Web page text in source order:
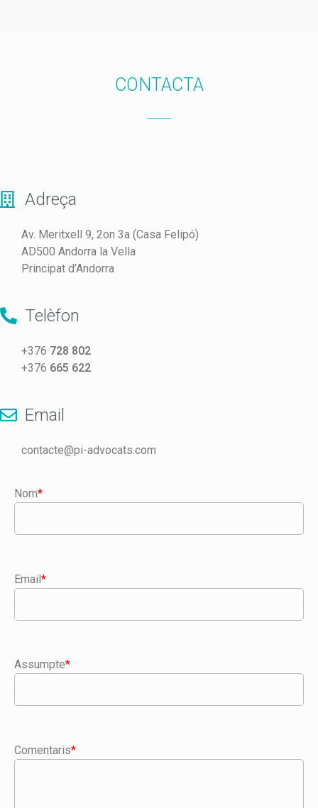
CONTACTA
Adreça
Av. Meritxell 9, 2on 3a (Casa Felipó)
AD500 Andorra la Vella
Principat d’Andorra
Telèfon
+376 728 802
+376 665 622
Email
contacte@pi-advocats.com
Nom*
Email*
Assumpte*
Comentaris*